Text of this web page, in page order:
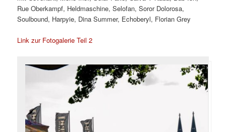
Rue Oberkampf, Heldmaschine, Selofan, Soror Dolorosa,
Soulbound, Harpyie, Dina Summer, Echoberyl, Florian Grey
Link zur Fotogalerie Teil 2